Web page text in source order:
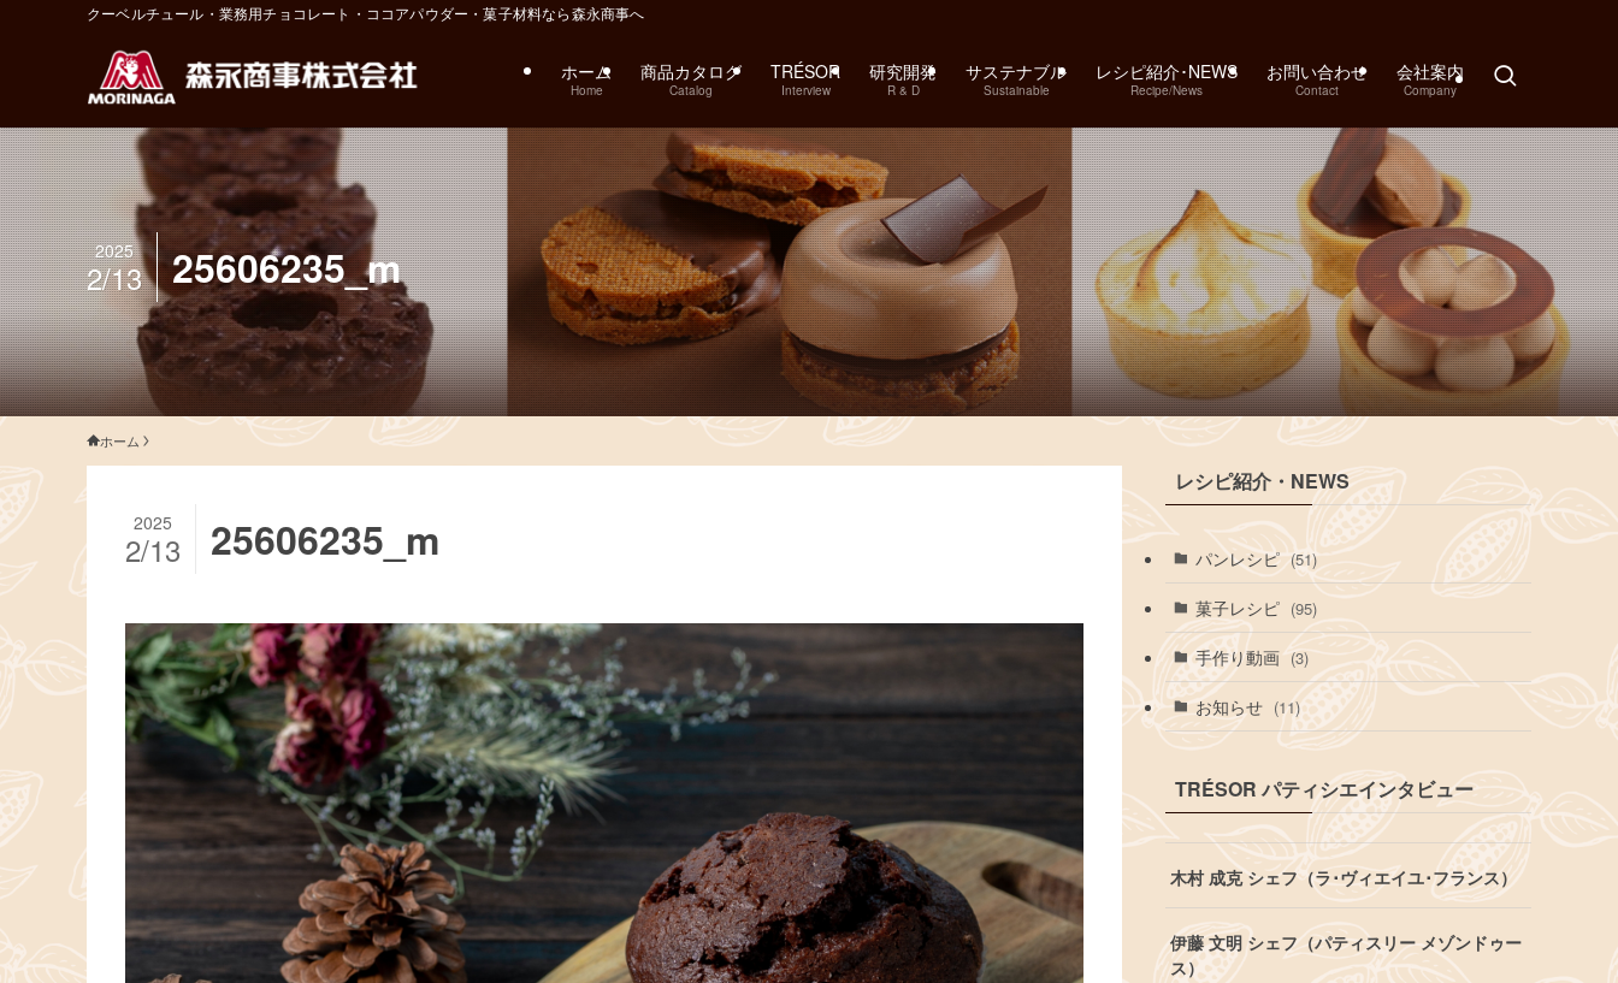
クーベルチュール・業務用チョコレート・ココアパウダー・菓子材料なら森永商事へ
ホーム
Home
商品カタログ
Catalog
TRÉSOR
Interview
研究開発
R & D
サステナブル
Sustainable
レシピ紹介･NEWS
Recipe/News
お問い合わせ
Contact
会社案内
Company
25606235_m
2025
2/13
ホーム
25606235_m
2025
2/13
レシピ紹介・NEWS
パンレシピ (51)
菓子レシピ (95)
手作り動画 (3)
お知らせ (11)
TRÉSOR パティシエインタビュー
木村 成克 シェフ（ラ･ヴィエイユ･フランス）
伊藤 文明 シェフ（パティスリー メゾンドゥー
ス）